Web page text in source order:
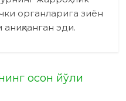
органларига зиён
эди.
осон йўли